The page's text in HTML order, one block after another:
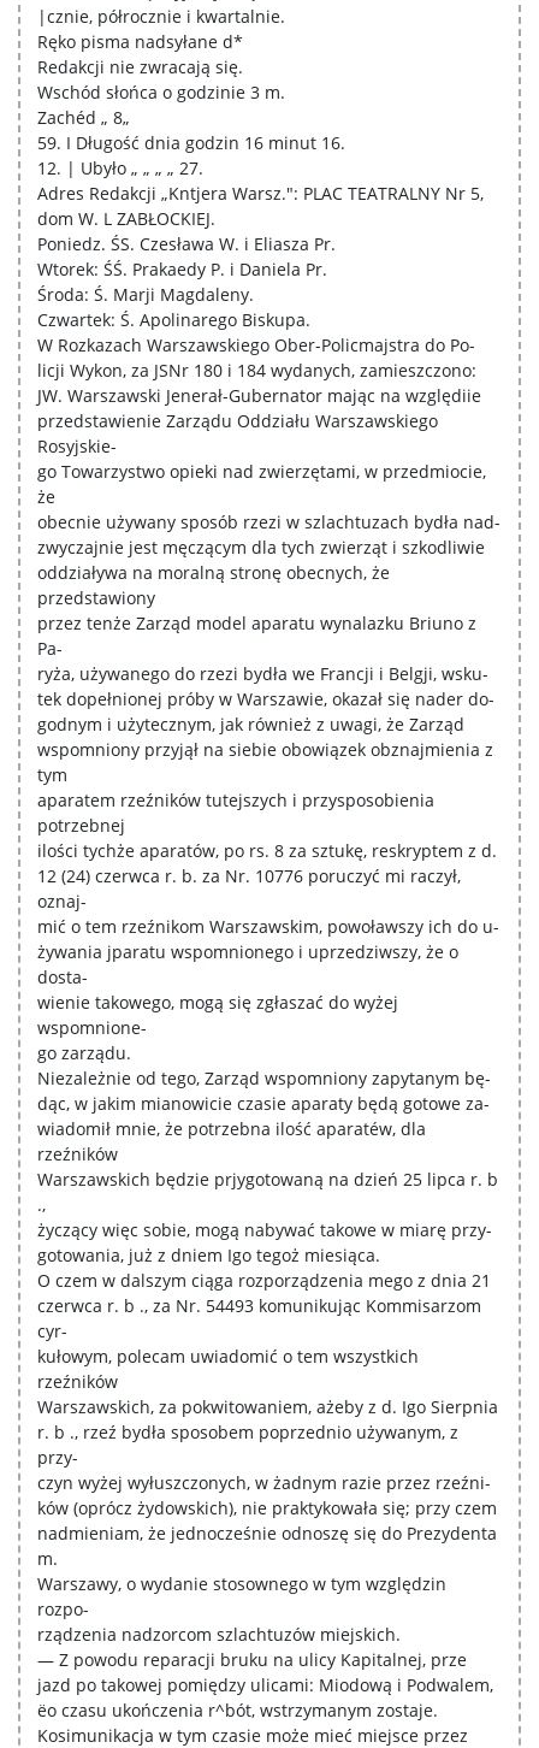
|cznie, półrocznie i kwartalnie.
Ręko pisma nadsyłane d*
Redakcji nie zwracają się.
Wschód słońca o godzinie 3 m.
Zachéd „ 8„
59. I Długość dnia godzin 16 minut 16.
12. | Ubyło „ „ „ „ 27.
Adres Redakcji „Kntjera Warsz.": PLAC TEATRALNY Nr 5,
dom W. L ZABŁOCKIEJ.
Poniedz. ŚS. Czesława W. i Eliasza Pr.
Wtorek: ŚŚ. Prakaedy P. i Daniela Pr.
Środa: Ś. Marji Magdaleny.
Czwartek: Ś. Apolinarego Biskupa.
W Rozkazach Warszawskiego Ober-Policmajstra do Po-
licji Wykon, za JSNr 180 i 184 wydanych, zamieszczono:
JW. Warszawski Jenerał-Gubernator mając na względiie
przedstawienie Zarządu Oddziału Warszawskiego
Rosyjskie-
go Towarzystwo opieki nad zwierzętami, w przedmiocie,
że
obecnie używany sposób rzezi w szlachtuzach bydła nad-
zwyczajnie jest męczącym dla tych zwierząt i szkodliwie
oddziaływa na moralną stronę obecnych, że
przedstawiony
przez tenże Zarząd model aparatu wynalazku Briuno z
Pa-
ryża, używanego do rzezi bydła we Francji i Belgji, wsku-
tek dopełnionej próby w Warszawie, okazał się nader do-
godnym i użytecznym, jak również z uwagi, że Zarząd
wspomniony przyjął na siebie obowiązek obznajmienia z
tym
aparatem rzeźników tutejszych i przysposobienia
potrzebnej
ilości tychże aparatów, po rs. 8 za sztukę, reskryptem z d.
12 (24) czerwca r. b. za Nr. 10776 poruczyć mi raczył,
oznaj-
mić o tem rzeźnikom Warszawskim, powoławszy ich do u-
żywania jparatu wspomnionego i uprzedziwszy, że o
dosta-
wienie takowego, mogą się zgłaszać do wyżej
wspomnione-
go zarządu.
Niezależnie od tego, Zarząd wspomniony zapytanym bę-
dąc, w jakim mianowicie czasie aparaty będą gotowe za-
wiadomił mnie, że potrzebna ilość aparatéw, dla
rzeźników
Warszawskich będzie prjygotowaną na dzień 25 lipca r. b
.,
życzący więc sobie, mogą nabywać takowe w miarę przy-
gotowania, już z dniem Igo tegoż miesiąca.
O czem w dalszym ciąga rozporządzenia mego z dnia 21
czerwca r. b ., za Nr. 54493 komunikując Kommisarzom
cyr-
kułowym, polecam uwiadomić o tem wszystkich
rzeźników
Warszawskich, za pokwitowaniem, ażeby z d. Igo Sierpnia
r. b ., rzeź bydła sposobem poprzednio używanym, z
przy-
czyn wyżej wyłuszczonych, w żadnym razie przez rzeźni-
ków (oprócz żydowskich), nie praktykowała się; przy czem
nadmieniam, że jednocześnie odnoszę się do Prezydenta
m.
Warszawy, o wydanie stosownego w tym względzin
rozpo-
rządzenia nadzorcom szlachtuzów miejskich.
— Z powodu reparacji bruku na ulicy Kapitalnej, prze
jazd po takowej pomiędzy ulicami: Miodową i Podwalem,
ëo czasu ukończenia r^bót, wstrzymanym zostaje.
Kosimunikacja w tym czasie może mieć miejsce przez